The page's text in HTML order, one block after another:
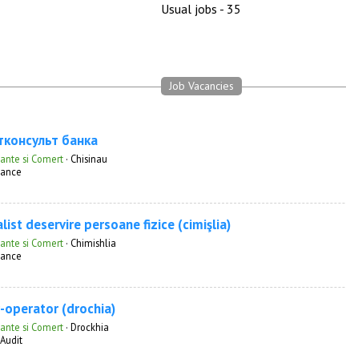
Usual jobs - 35
Job Vacancies
банка
si Comert · Chisinau
deservire persoane fizice (cimişlia)
si Comert · Chimishlia
operator (drochia)
si Comert · Drockhia